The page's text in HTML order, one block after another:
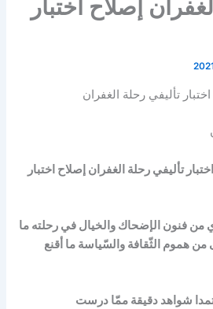
إصلاح اختبار
تأليفي رحلة الغفران
تأليفي رحلة الغفران إصلاح اختبار
من فنون الإضحاك والخيال في رحلته ما
من هموم الثّقافة والسّياسة ما أقنع
شواهد دقيقة ممّا درست